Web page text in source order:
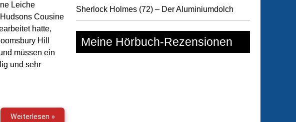
Leiche
Cousine
hatte,
Hill
müssen ein
und sehr
Weiterlesen »Sherlock
Sherlock Holmes (72) – Der Aluminiumdolch
Meine Hörbuch-Rezensionen